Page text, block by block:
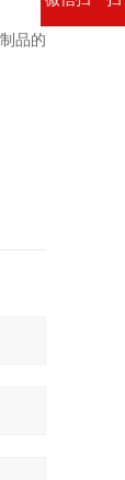
品的